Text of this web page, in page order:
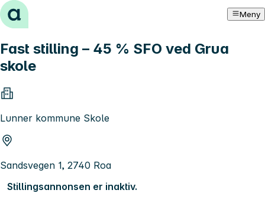
Hopp til innhold Meny
Fast stilling – 45 % SFO ved Grua
skole
Lunner kommune Skole
Sandsvegen 1, 2740 Roa
Stillingsannonsen er inaktiv.